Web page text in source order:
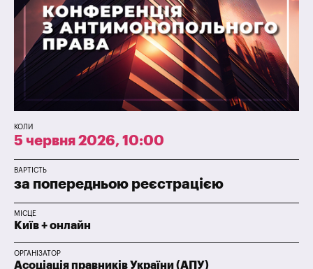
КОЛИ
5 червня 2026, 10:00
ВАРТІСТЬ
за попередньою реєстрацією
МІСЦЕ
Київ + онлайн
ОРГАНІЗАТОР
Асоціація правників України (АПУ)